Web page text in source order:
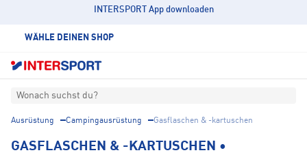
INTERSPORT App downloaden
WÄHLE DEINEN SHOP
Wonach suchst du?
Ausrüstung Campingausrüstung Gasflaschen & -kartuschen
GASFLASCHEN & -KARTUSCHEN •